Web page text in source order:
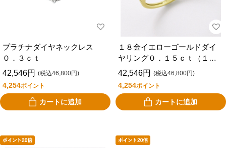
プラチナダイヤネックレス
０．３ｃｔ
42,546円 (税込46,800円)
4,254ポイント
カートに追加
１８金イエローゴールドダイ
ヤリング０．１５ｃｔ（１５
号）
42,546円 (税込46,800円)
4,254ポイント
カートに追加